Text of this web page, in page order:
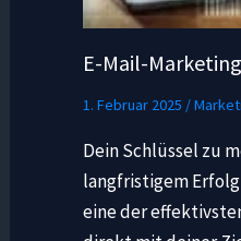
E-Mail-Marketing
1. Februar 2025 /
Dein Schlüssel zu
langfristigem
eine der